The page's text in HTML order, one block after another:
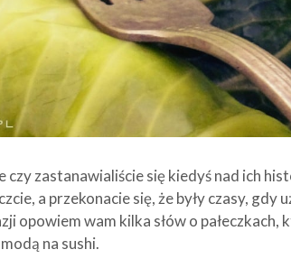
czy zastanawialiście się kiedyś nad ich
a przekonacie się, że były czasy, gdy
opowiem wam kilka słów o pałeczkach,
na sushi.